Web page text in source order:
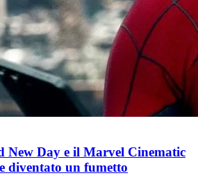
New Day e il Marvel Cinematic
diventato un fumetto